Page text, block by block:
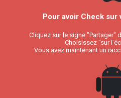
Pour avoir Check sur
Cliquez sur le signe "Partager"
Choisissez "sur
Vous avez maintenant un